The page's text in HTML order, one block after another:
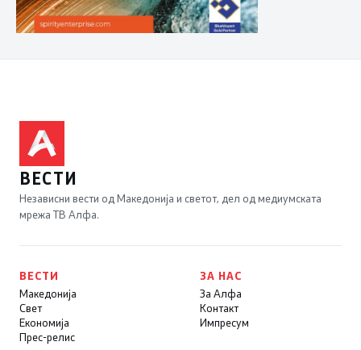
ВЕСТИ
Независни вести од Македонија и светот, дел од медиумската
мрежа ТВ Алфа.
ВЕСТИ
Македонија
Свет
Економија
Прес-релис
ЗА НАС
За Алфа
Контакт
Импресум